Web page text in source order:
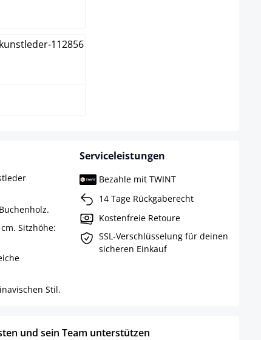
Sitzhöhe:
Stil.
Serviceleistungen
Bezahle mit TWINT
14 Tage Rückgaberecht
Kostenfreie Retoure
SSL-Verschlüsselung für deinen
sicheren Einkauf
und sein Team unterstützen